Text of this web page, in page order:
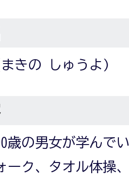
きの しゅうよ)
歳の男女が学んで
ーク、タオル体操